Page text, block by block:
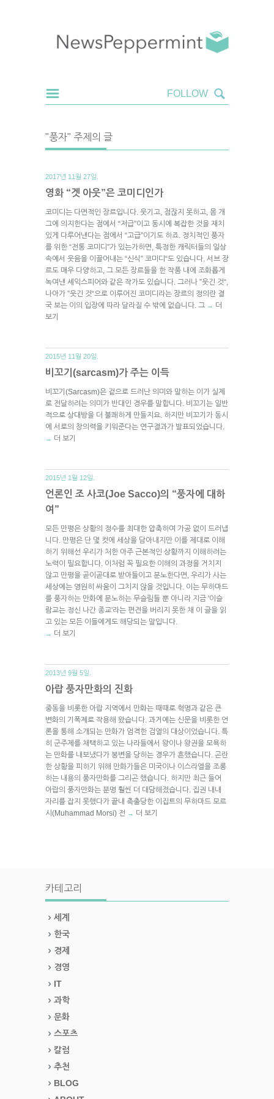
"풍자" 주제의 글
2017년 11월 27일.
영화 “겟 아웃”은 코미디인가
코미디는 다면적인 장르입니다. 웃기고, 점잖지 못하고, 몸 개
그에 의지한다는 점에서 “저급”이고 동시에 복잡한 것을 재치
있게 다루어낸다는 점에서 “고급”이기도 하죠. 정치적인 풍자
를 위한 “전통 코미디”가 있는가하면, 특정한 캐릭터들의 일상
속에서 웃음을 이끌어내는 “신식” 코미디“도 있습니다. 서브 장
르도 매우 다양하고, 그 모든 장르들을 한 작품 내에 조화롭게
녹여낸 셰익스피어와 같은 작가도 있습니다. 그러나 ”웃긴 것“,
나아가 ”웃긴 것“으로 이루어진 코미디라는 장르의 정의란 결
국 보는 이의 입장에 따라 달라질 수 밖에 없습니다. 그 → 더
보기
2015년 11월 20일.
비꼬기(sarcasm)가 주는 이득
비꼬기(Sarcasm)은 겉으로 드러난 의미와 말하는 이가 실제
로 전달하려는 의미가 반대인 경우를 말합니다. 비꼬기는 일반
적으로 상대방을 더 불쾌하게 만들지요. 하지만 비꼬기가 동시
에 서로의 창의력을 키워준다는 연구결과가 발표되었습니다.
→ 더 보기
2015년 1월 12일.
언론인 조 사코(Joe Sacco)의 “풍자에 대하
여”
모든 만평은 상황의 정수를 최대한 압축하여 가공 없이 드러냅
니다. 만평은 단 몇 컷에 세상을 담아내지만 이를 제대로 이해
하기 위해선 우리가 처한 아주 근본적인 상황까지 이해하려는
노력이 필요합니다. 이처럼 꼭 필요한 이해의 과정을 거치지
않고 만평을 곧이곧대로 받아들이고 분노한다면, 우리가 사는
세상에는 영원히 싸움이 그치지 않을 것입니다. 이는 무하마드
를 풍자하는 만화에 분노하는 무슬림들 뿐 아니라 지금 '이슬
람교는 정신 나간 종교'라는 편견을 버리지 못한 채 이 글을 읽
고 있는 모든 이들에게도 해당되는 말입니다.
→ 더 보기
2013년 9월 5일.
아랍 풍자만화의 진화
중동을 비롯한 아랍 지역에서 만화는 때때로 혁명과 같은 큰
변화의 기폭제로 작용해 왔습니다. 과거에는 신문을 비롯한 언
론을 통해 소개되는 만화가 엄격한 검열의 대상이었습니다. 특
히 군주제를 채택하고 있는 나라들에서 왕이나 왕권을 모욕하
는 만화를 내보냈다가 봉변을 당하는 경우가 흔했습니다. 곤란
한 상황을 피하기 위해 만화가들은 미국이나 이스라엘을 조롱
하는 내용의 풍자만화를 그리곤 했습니다. 하지만 최근 들어
아랍의 풍자만화는 분명 훨씬 더 대담해졌습니다. 집권 내내
자리를 잡지 못했다가 끝내 축출당한 이집트의 무하마드 모르
시(Muhammad Morsi) 전 → 더 보기
카테고리
세계
한국
경제
경영
IT
과학
문화
스포츠
칼럼
추천
BLOG